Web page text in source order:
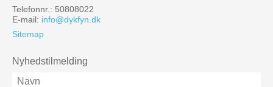
Telefonnr.: 50808022
E-mail: info@dykfyn.dk
Sitemap
Nyhedstilmelding